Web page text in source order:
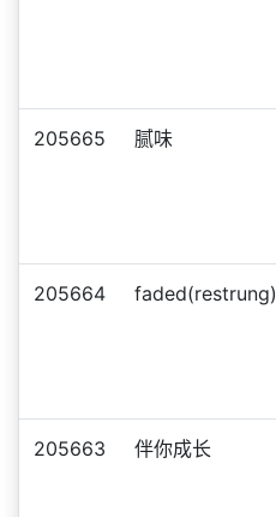
205665 腻味
205664 faded(restrung)
205663 伴你成长